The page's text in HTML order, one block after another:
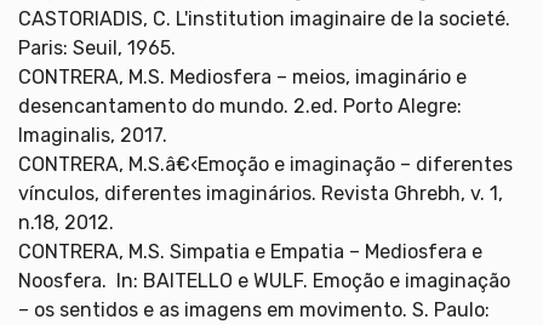
CASTORIADIS, C. L'institution imaginaire de la societé.
Paris: Seuil, 1965.
CONTRERA, M.S. Mediosfera – meios, imaginário e
desencantamento do mundo. 2.ed. Porto Alegre:
Imaginalis, 2017.
CONTRERA, M.S.â€‹Emoção e imaginação – diferentes
vínculos, diferentes imaginários. Revista Ghrebh, v. 1,
n.18, 2012.
CONTRERA, M.S. Simpatia e Empatia – Mediosfera e
Noosfera. In: BAITELLO e WULF. Emoção e imaginação
– os sentidos e as imagens em movimento. S. Paulo: